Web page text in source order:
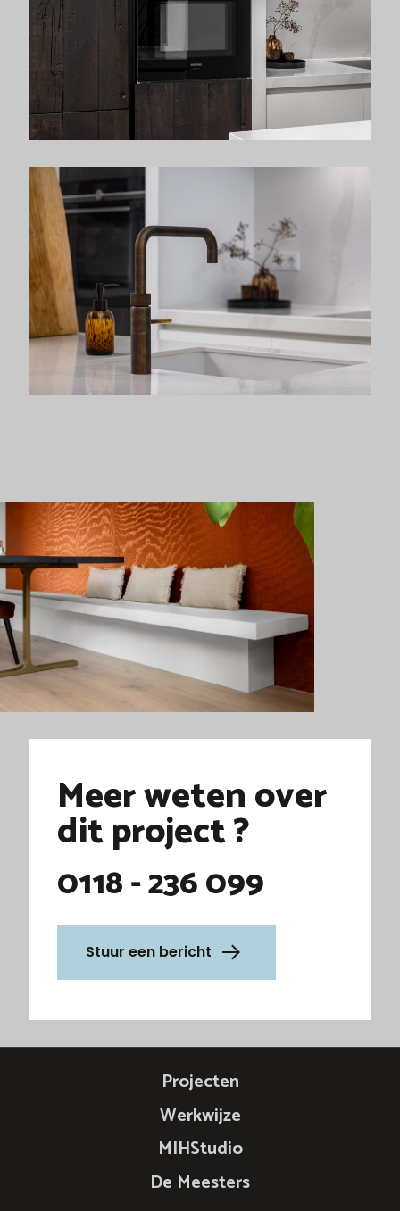
Meer weten over
dit project ?
0118 - 236 099
Stuur een bericht
Projecten
Werkwijze
MIHStudio
De Meesters